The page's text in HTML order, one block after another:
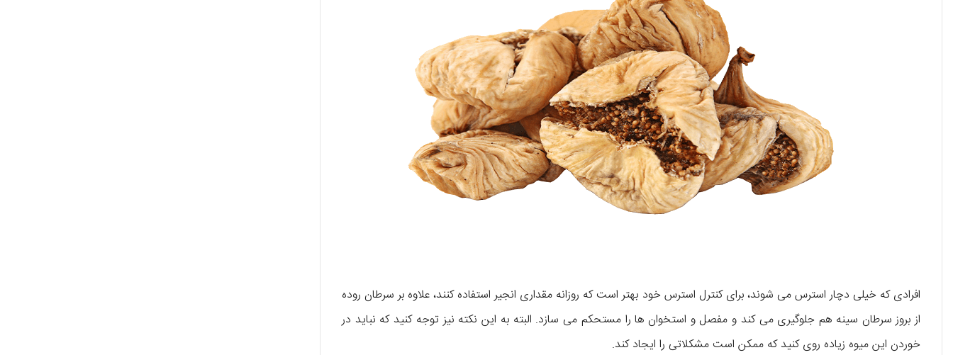
افرادی که خیلی دچار استرس می شوند، برای کنترل استرس خود بهتر است که روزانه مقداری انجیر استفاده کنند، علاوه بر سرطان روده
از بروز سرطان سینه هم جلوگیری می کند و مفصل و استخوان ها را مستحکم می سازد. البته به این نکته نیز توجه کنید که نباید در
خوردن این میوه زیاده روی کنید که ممکن است مشکلاتی را ایجاد کند.